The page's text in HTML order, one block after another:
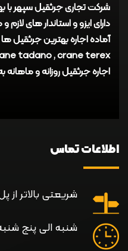
شرکت تجاری جرثقیل سپهر با
دارای ایزو و استاندار های
اجاره جرثقیل روزانه و
اطلاعات تماس
شریعتی بالاتر از پل
شنبه الی پنج شنبه: 9.30 تا